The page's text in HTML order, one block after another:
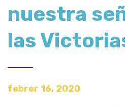
nuestra
las
febrer 16, 2020